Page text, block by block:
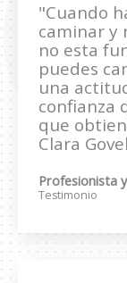
"Cuando
caminar y
no esta
puedes
una
confianza
que
Clara
Profesionista
Testimonio